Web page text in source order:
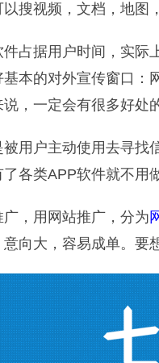
搜视频，文档，地图
占据用户时间，实际
本的对外宣传窗口：
，一定会有很多好处的
用户主动使用去寻找
各类APP软件就不用
，用网站推广，分为
向大，容易成单。要